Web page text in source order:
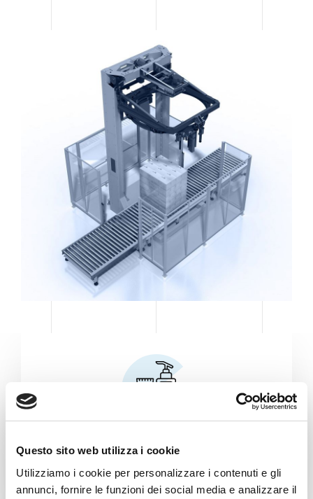
Questo sito web utilizza i cookie
Utilizziamo i cookie per personalizzare i contenuti e gli
annunci, fornire le funzioni dei social media e analizzare il
Personal & Hair Care